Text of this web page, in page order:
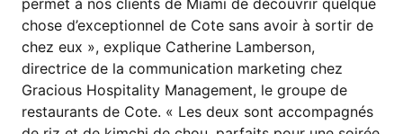
permet à nos clients de Miami de découvrir quelque
chose d’exceptionnel de Cote sans avoir à sortir de
chez eux », explique Catherine Lamberson,
directrice de la communication marketing chez
Gracious Hospitality Management, le groupe de
restaurants de Cote. « Les deux sont accompagnés